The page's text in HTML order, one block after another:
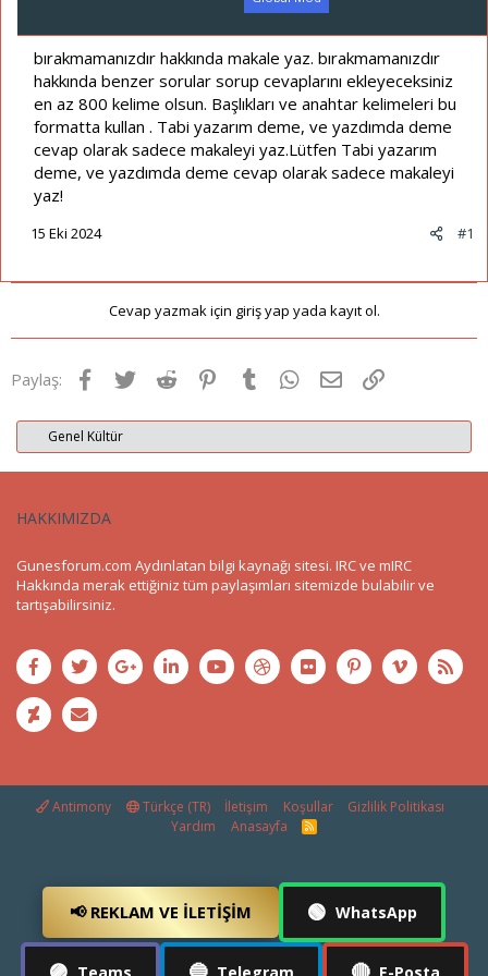
t
r
i
h
i
bırakmamanızdır hakkında makale yaz. bırakmamanızdır
hakkında benzer sorular sorup cevaplarını ekleyeceksiniz
en az 800 kelime olsun. Başlıkları ve anahtar kelimeleri bu
formatta kullan . Tabi yazarım deme, ve yazdımda deme
cevap olarak sadece makaleyi yaz.Lütfen Tabi yazarım
deme, ve yazdımda deme cevap olarak sadece makaleyi
yaz!
#1
15 Eki 2024
Cevap yazmak için giriş yap yada kayıt ol.
Paylaş: Facebook
TwitterReddit Pinterest
Tumblr WhatsApp
E-postaLink
Genel Kültür
HAKKIMIZDA
Gunesforum.com Aydınlatan bilgi kaynağı sitesi. IRC ve mIRC
Hakkında merak ettiğiniz tüm paylaşımları sitemizde bulabilir ve
tartışabilirsiniz.
Antimony Türkçe (TR) İletişim Koşullar
Gizlilik Politikası
Yardım
Anasayfa
R
S
📢 REKLAM VE İLETIŞIM 🟢 WhatsApp